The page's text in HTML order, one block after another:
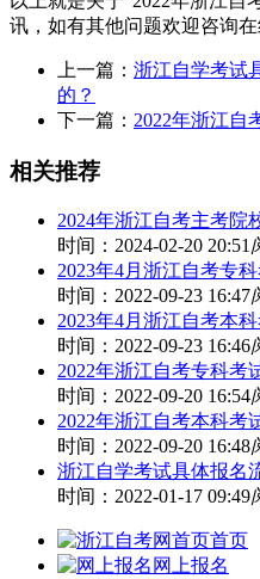
讯，如有其他问题欢迎咨询在
上一篇： 浙江自学考试
的？
下一篇： 2022年浙江自
相关推荐
2024年浙江自考主考院
时间：2024-02-20 20:51
2023年4月浙江自考专
时间：2022-09-23 16:47
2023年4月浙江自考本
时间：2022-09-23 16:46
2022年浙江自考专科考
时间：2022-09-20 16:54
2022年浙江自考本科考
时间：2022-09-20 16:48
浙江自学考试具体报名
时间：2022-01-17 09:49
首页
网上报名